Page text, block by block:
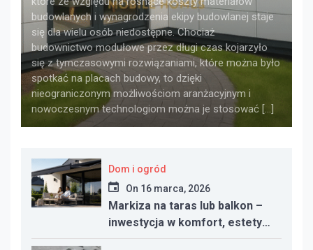
budowlanych i wynagrodzenia ekipy budowlanej staje
się dla wielu osób niedostępne. Chociaż
budownictwo modułowe przez długi czas kojarzyło
się z tymczasowymi rozwiązaniami, które można było
spotkać na placach budowy, to dzięki
nieograniczonym możliwościom aranżacyjnym i
nowoczesnym technologiom można je stosować […]
Dom i ogród
On 16 marca, 2026
Markiza na taras lub balkon –
inwestycja w komfort, estetykę
i funkcjonalność przestrzeni